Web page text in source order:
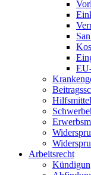
Arbeitsrecht